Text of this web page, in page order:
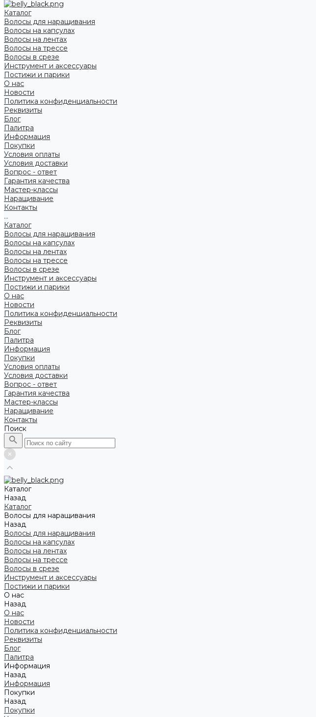
Каталог
Волосы для наращивания
Волосы на капсулах
Волосы на лентах
Волосы на трессе
Волосы в срезе
Инструмент и аксессуары
Постижи и парики
О нас
Новости
Политика конфиденциальности
Реквизиты
Блог
Палитра
Информация
Покупки
Условия оплаты
Условия доставки
Вопрос - ответ
Гарантия качества
Мастер-классы
Наращивание
Контакты
...
Каталог
Волосы для наращивания
Волосы на капсулах
Волосы на лентах
Волосы на трессе
Волосы в срезе
Инструмент и аксессуары
Постижи и парики
О нас
Новости
Политика конфиденциальности
Реквизиты
Блог
Палитра
Информация
Покупки
Условия оплаты
Условия доставки
Вопрос - ответ
Гарантия качества
Мастер-классы
Наращивание
Контакты
Поиск
Каталог
Назад
Каталог
Волосы для наращивания
Назад
Волосы для наращивания
Волосы на капсулах
Волосы на лентах
Волосы на трессе
Волосы в срезе
Инструмент и аксессуары
Постижи и парики
О нас
Назад
О нас
Новости
Политика конфиденциальности
Реквизиты
Блог
Палитра
Информация
Назад
Информация
Покупки
Назад
Покупки